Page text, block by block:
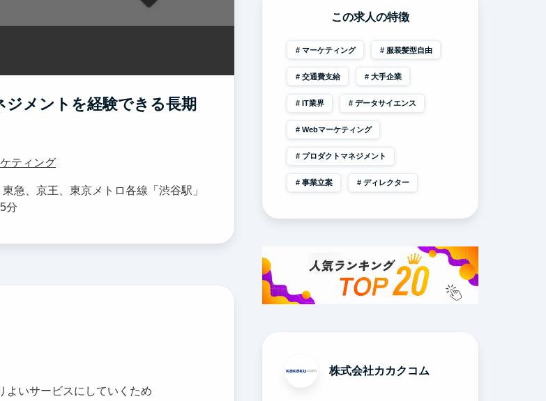
ジメントを経験できる長期
ティング
急、京王、東京メトロ各線「渋谷駅」
分
よいサービスにしていくため
この求人の特徴
マーケティング 服装髪型自由
交通費支給 大手企業
IT業界 データサイエンス
Webマーケティング
プロダクトマネジメント
事業立案 ディレクター
株式会社カカクコム